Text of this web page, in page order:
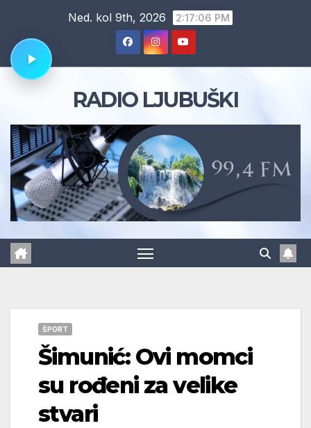
content
Ned. kol 9th, 2026 2:17:07 PM
RADIO LJUBUŠKI
ŠPORT
Šimunić: Ovi momci
su rođeni za velike
stvari